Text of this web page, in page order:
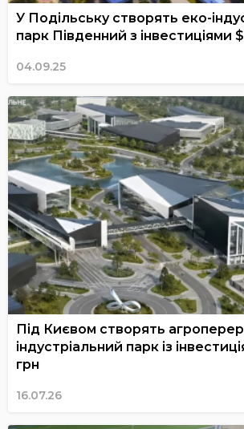
У Подільську створять еко-
парк Південний з інвестиціями
04.09.25
Під Києвом створять
індустріальний парк із
грн
16.07.26